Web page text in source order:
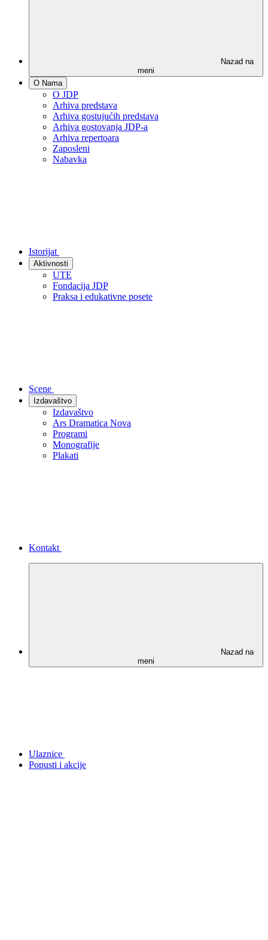
Nazad na
meni
O Nama
O JDP
Arhiva predstava
Arhiva gostujućih predstava
Arhiva gostovanja JDP-a
Arhiva repertoara
Zaposleni
Nabavka
Istorijat
Aktivnosti
UTE
Fondacija JDP
Praksa i edukativne posete
Scene
Izdavaštvo
Izdavaštvo
Ars Dramatica Nova
Programi
Monografije
Plakati
Kontakt
Nazad na
meni
Ulaznice
Popusti i akcije